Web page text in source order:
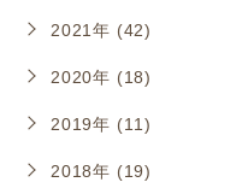
2021年 (42)
2020年 (18)
2019年 (11)
2018年 (19)